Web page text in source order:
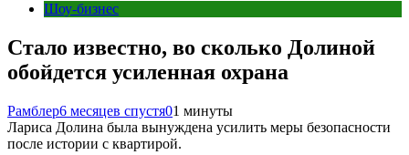
Шоу-бизнес
Стало известно, во сколько Долиной
обойдется усиленная охрана
Рамблер6 месяцев спустя01 минуты
Лариса Долина была вынуждена усилить меры безопасности
после истории с квартирой.